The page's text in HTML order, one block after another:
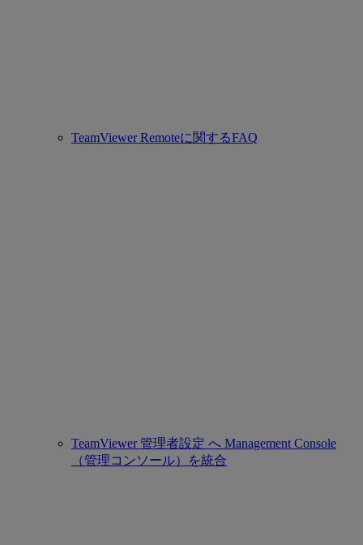
TeamViewer Remoteに関するFAQ
TeamViewer 管理者設定 へ Management Console
（管理コンソール）を統合